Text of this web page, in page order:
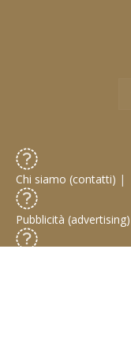
Chi siamo (contatti) |
Pubblicità (advertising)